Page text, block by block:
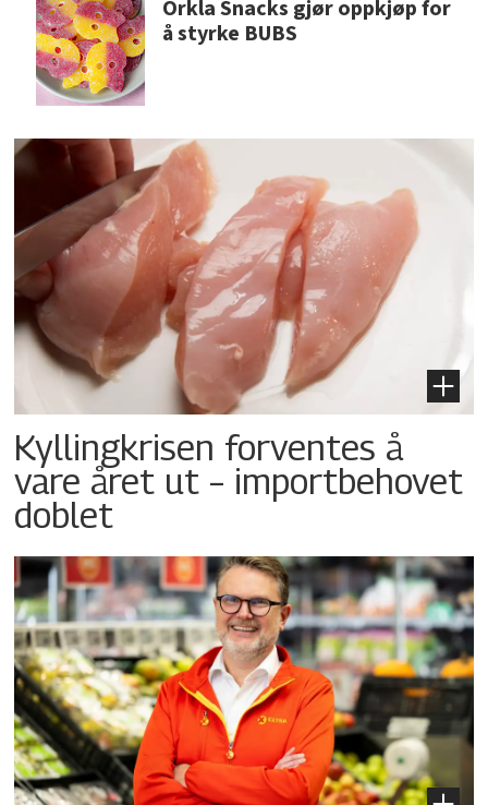
Orkla Snacks gjør oppkjøp for
å styrke BUBS
Kyllingkrisen forventes å
vare året ut – importbehovet
doblet